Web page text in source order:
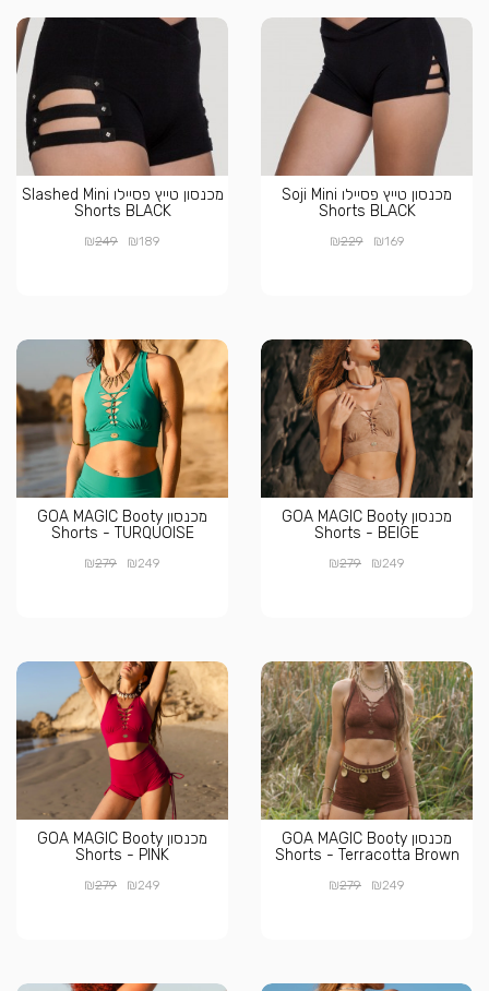
מכנסון טייץ פסיילו Soji Mini
Shorts BLACK
₪169
₪229
מכנסון טייץ פסיילו Slashed Mini
Shorts BLACK
₪189
₪249
מכנסון GOA MAGIC Booty
Shorts - BEIGE
₪249
₪279
מכנסון GOA MAGIC Booty
Shorts - TURQUOISE
₪249
₪279
מכנסון GOA MAGIC Booty
Shorts - Terracotta Brown
₪249
₪279
מכנסון GOA MAGIC Booty
Shorts - PINK
₪249
₪279